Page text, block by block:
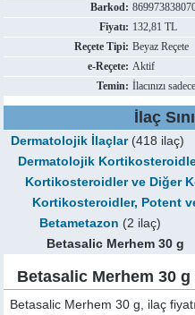
Barkod:
Fiyatı: 132,81 TL
Reçete Tipi: Beyaz Reçete
e-Reçete: Aktif
Temin: İlacınızı
İlaç
Dermatolojik İlaçlar(418 ilaç)
Dermatolojik
Kortikosteroidler ve Diğer
Kortikosteroidler, Potent
Betametazon (2 ilaç)
Betasalic Merhem 30 g
Betasalic Merhem 30 g
Betasalic Merhem 30 g, ilaç